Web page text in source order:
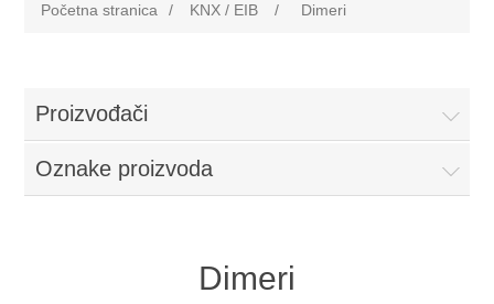
Početna stranica / KNX / EIB / Dimeri
Proizvođači
Oznake proizvoda
Dimeri